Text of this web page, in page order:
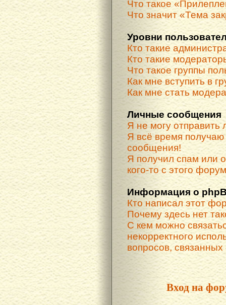
Что такое
Что значит «Тема
Уровни
Кто такие
Кто такие
Что такое группы
Как мне вступить в
Как мне стать
Личные сообщения
Я не могу
Я всё время
сообщения!
Я получил спам или
кого-то с этого
Информация о
Кто написал этот
Почему здесь нет
С кем можно
некорректного
вопросов,
Вход на